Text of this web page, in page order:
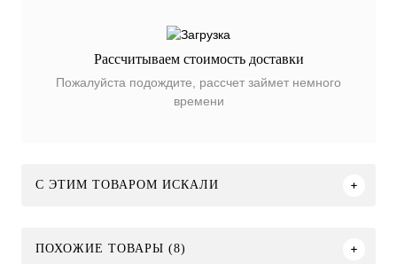
Рассчитываем стоимость доставки
Пожалуйста подождите, рассчет займет немного
времени
C ЭТИМ ТОВАРОМ ИСКАЛИ
ПОХОЖИЕ ТОВАРЫ (8)